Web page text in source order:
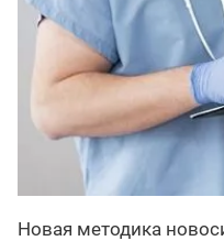
Новая методика